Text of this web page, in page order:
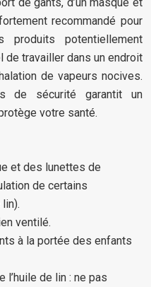
recommandé pour
potentiellement
travailler dans un endroit
de vapeurs nocives.
de sécurité garantit un
votre santé.
et des lunettes de
de certains
ventilé.
à la portée des enfants
l’huile de lin : ne pas